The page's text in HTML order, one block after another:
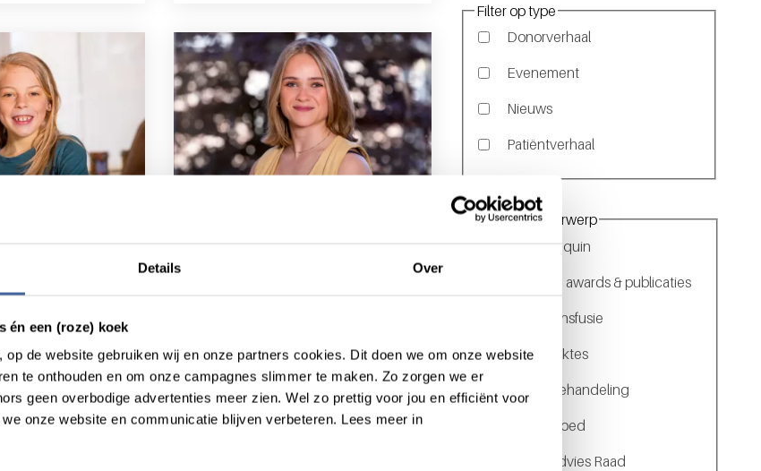
Details Over
én een (roze) koek
op de website gebruiken wij en onze partners cookies. Dit doen we om onze website
te onthouden en om onze campagnes slimmer te maken. Zo zorgen we er
geen overbodige advertenties meer zien. Wel zo prettig voor jou en efficiënt voor
onze website en communicatie blijven verbeteren. Lees meer in
Filter op type
Donorverhaal
Evenement
Nieuws
Patiëntverhaal
Filter op onderwerp
Over Sanquin
Beurzen, awards & publicaties
Bloedtransfusie
Bloedziektes
Kankerbehandeling
Kweekbloed
Donor Advies Raad
donorbloed”
kreeg, werd
over “toen ik bloed kreeg, werd ik weer warm”
lees patiëntverhaalover “mijn leven is zoveel beter geworden”